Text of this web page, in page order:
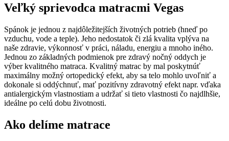
Veľký sprievodca matracmi Vegas
Spánok je jednou z najdôležitejších životných potrieb (hneď po
vzduchu, vode a teple). Jeho nedostatok či zlá kvalita vplýva na
naše zdravie, výkonnosť v práci, náladu, energiu a mnoho iného.
Jednou zo základných podmienok pre zdravý nočný oddych je
výber kvalitného matraca. Kvalitný matrac by mal poskytnúť
maximálny možný ortopedický efekt, aby sa telo mohlo uvoľniť a
dokonale si oddýchnuť, mať pozitívny zdravotný efekt napr. vďaka
antialergickým vlastnostiam a udržať si tieto vlastnosti čo najdlhšie,
ideálne po celú dobu životnosti.
Ako delíme matrace